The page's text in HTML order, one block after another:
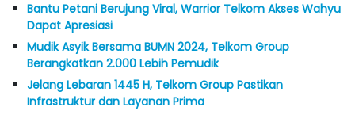
Bantu Petani Berujung Viral, Warrior Telkom Akses Wahyu
Dapat Apresiasi
Mudik Asyik Bersama BUMN 2024, Telkom Group
Berangkatkan 2.000 Lebih Pemudik
Jelang Lebaran 1445 H, Telkom Group Pastikan
Infrastruktur dan Layanan Prima